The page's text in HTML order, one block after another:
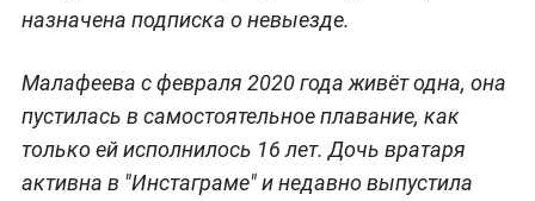
назначена подписка о невыезде.
Малафеева с февраля 2020 года живёт одна, она
пустилась в самостоятельное плавание, как
только ей исполнилось 16 лет. Дочь вратаря
активна в "Инстаграме" и недавно выпустила